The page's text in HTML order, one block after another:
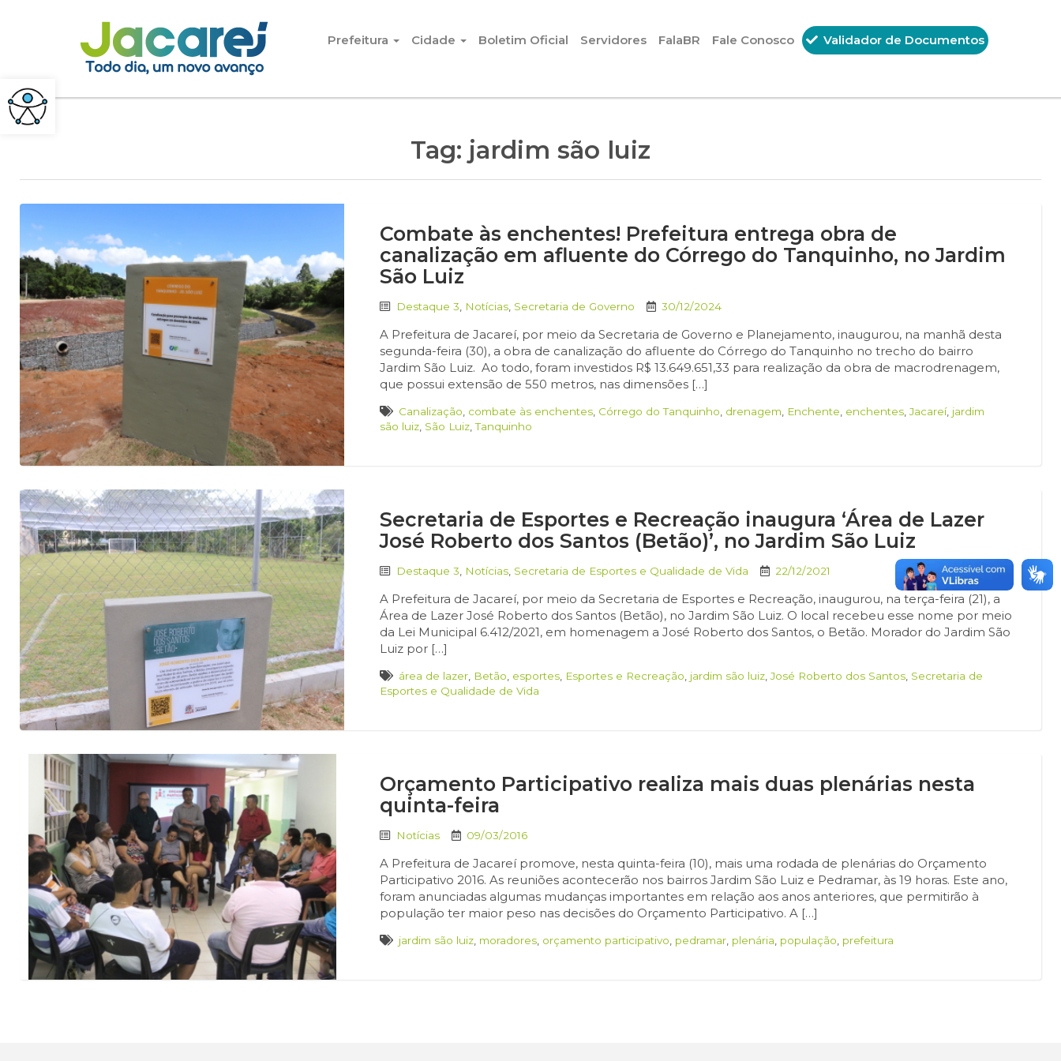
Pular para o conteúdo
Prefeitura
Cidade Boletim Oficial Servidores FalaBR Fale Conosco Validador de Documentos
Tag: jardim são luiz
Combate às enchentes! Prefeitura entrega obra de
canalização em afluente do Córrego do Tanquinho, no Jardim
São Luiz
Destaque 3 Notícias Secretaria de Governo 30/12/2024
A Prefeitura de Jacareí, por meio da Secretaria de Governo e Planejamento, inaugurou, na manhã desta
segunda-feira (30), a obra de canalização do afluente do Córrego do Tanquinho no trecho do bairro
Jardim São Luiz. Ao todo, foram investidos R$ 13.649.651,33 para realização da obra de macrodrenagem,
que possui extensão de 550 metros, nas dimensões […]
Canalização combate às enchentes Córrego do Tanquinho drenagem Enchente enchentes ,Jacareí, jardim
são luiz São Luiz ,Tanquinho
Secretaria de Esportes e Recreação inaugura ‘Área de Lazer
José Roberto dos Santos (Betão)’, no Jardim São Luiz
Destaque 3 Notícias Secretaria de Esportes e Qualidade de Vida 22/12/2021
A Prefeitura de Jacareí, por meio da Secretaria de Esportes e Recreação, inaugurou, na terça-feira (21), a
Área de Lazer José Roberto dos Santos (Betão), no Jardim São Luiz. O local recebeu esse nome por meio
da Lei Municipal 6.412/2021, em homenagem a José Roberto dos Santos, o Betão. Morador do Jardim São
Luiz por […]
área de lazer Betão esportes Esportes e Recreação jardim são luiz ,José Roberto dos Santos Secretaria de
Esportes e Qualidade de Vida
Orçamento Participativo realiza mais duas plenárias nesta
quinta-feira
Notícias 09/03/2016
A Prefeitura de Jacareí promove, nesta quinta-feira (10), mais uma rodada de plenárias do Orçamento
Participativo 2016. As reuniões acontecerão nos bairros Jardim São Luiz e Pedramar, às 19 horas. Este ano,
foram anunciadas algumas mudanças importantes em relação aos anos anteriores, que permitirão à
população ter maior peso nas decisões do Orçamento Participativo. A […]
jardim são luiz moradores orçamento participativo pedramar plenária população prefeitura